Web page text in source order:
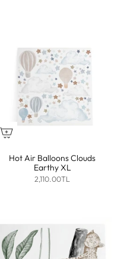
Hot Air Balloons Clouds
Earthy XL
2,110.00TL